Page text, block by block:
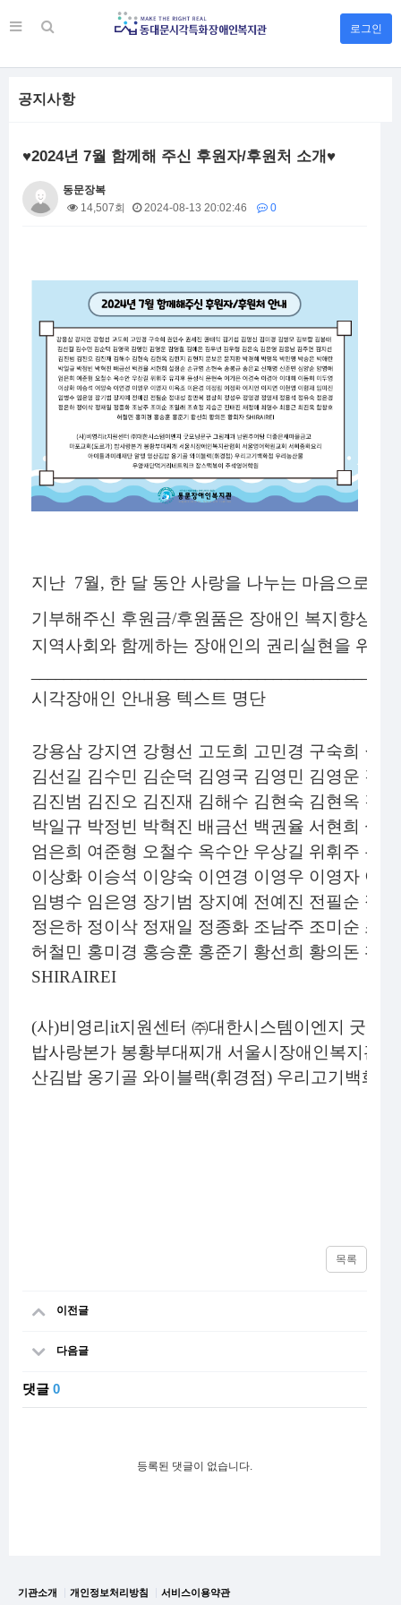
로그인
공지사항
♥2024년 7월 함께해 주신 후원자/후원처 소개♥
동문장복
14,507회
2024-08-13 20:02:46 0
지난 7월, 한 달 동안 사랑을 나누는 마음으로 후
기부해주신 후원금/후원품은 장애인 복지향상
지역사회와 함께하는 장애인의 권리실현을 위해
시각장애인 안내용 텍스트 명단
강용삼 강지연 강형선 고도희 고민경 구숙희 권
김선길 김수민 김순덕 김영국 김영민 김영운 김
김진범 김진오 김진재 김해수 김현숙 김현옥 김
박일규 박정빈 박혁진 배금선 백권율 서현희 설
엄은희 여준형 오철수 옥수안 우상길 위휘주 유
이상화 이승석 이양숙 이연경 이영우 이영자 이
임병수 임은영 장기범 장지예 전예진 전필순 정
정은하 정이삭 정재일 정종화 조남주 조미순 조
허철민 홍미경 홍승훈 홍준기 황선희 황의돈 황
SHIRAIREI
(사)비영리 it지원센터 ㈜대한시스템이엔지 굿모
밥사랑본가 봉황부대찌개 서울시장애인복지관
산김밥 옹기골 와이블랙(휘경점) 우리고기백화
목록
이전글
다음글
댓글 0
등록된 댓글이 없습니다.
기관소개 개인정보처리방침 서비스이용약관